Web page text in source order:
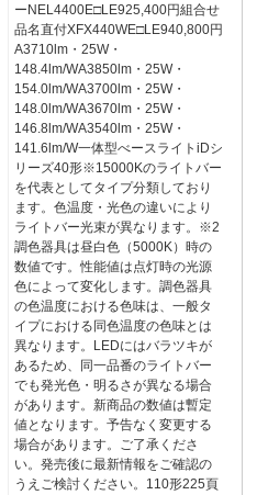
ーNEL4400E□LE925,400円組合せ
品名直付XFX440WE□LE940,800円
A3710lm・25W・
148.4lm/WA3850lm・25W・
154.0lm/WA3700lm・25W・
148.0lm/WA3670lm・25W・
146.8lm/WA3540lm・25W・
141.6lm/W一体型べースライトiDシ
リーズ40形※15000Kのライトバー
を代表としてタイプ分類しており
ます。色温度・光色の違いにより
ライトバー光束が異なります。※2
調色器具は昼白色（5000K）時の
数値です。性能値は点灯時の光源
色によって変化します。調色器具
の色温度における色味は、一般タ
イプにおける同色温度の色味とは
異なります。LEDにはバラツキが
あるため、同一品番のライトバー
でも発光色・明るさが異なる場合
があります。新商品の数値は暫定
値となります。予告なく変更する
場合があります。ご了承くださ
い。発売後に最新情報をご確認の
うえご検討ください。110形225頁